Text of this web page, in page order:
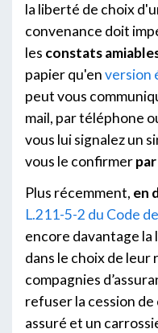
la liberté de choix
convenance doit
les constats
papier qu'enversion
peut vous
mail, par téléphone
vous lui signalez un
vous le confirmer
Plus récemment, en
L.211-5-2 du Code
encore davantage
dans le choix de
compagnies
refuser la cession
assuré et un